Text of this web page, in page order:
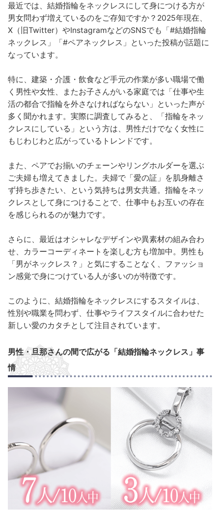
最近では、結婚指輪をネックレスにして身につける方が
男女問わず増えているのをご存知ですか？2025年現在、
X（旧Twitter）やInstagramなどのSNSでも「#結婚指輪
ネックレス」「#ペアネックレス」といった投稿が話題に
なっています。
特に、建築・介護・飲食など手元の作業が多い職場で働
く男性や女性、またお子さんがいる家庭では「仕事や生
活の都合で指輪を外さなければならない」といった声が
多く聞かれます。実際に調査してみると、「指輪をネッ
クレスにしている」という方は、男性だけでなく女性に
もじわじわと広がっているトレンドです。
また、ペアでお揃いのチェーンやリングホルダーを選ぶ
ご夫婦も増えてきました。夫婦で「愛の証」を肌身離さ
ず持ち歩きたい、という気持ちは男女共通。指輪をネッ
クレスとして身につけることで、仕事中もお互いの存在
を感じられるのが魅力です。
さらに、最近はオシャレなデザインや異素材の組み合わ
せ、カラーコーディネートを楽しむ方も増加中。男性も
「男がネックレス？」と気にすることなく、ファッショ
ン感覚で身につけている人が多いのが特徴です。
このように、結婚指輪をネックレスにするスタイルは、
性別や職業を問わず、仕事やライフスタイルに合わせた
新しい愛のカタチとして注目されています。
男性・旦那さんの間で広がる「結婚指輪ネックレス」事
情